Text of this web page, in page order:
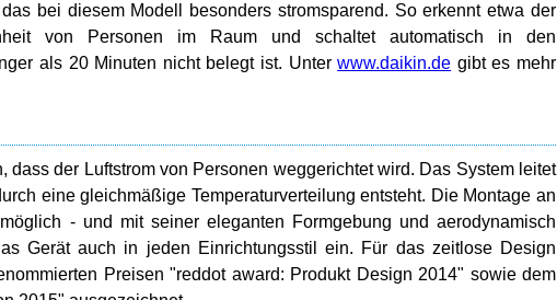
bei diesem Modell besonders stromsparend. So erkennt etwa der
von Personen im Raum und schaltet automatisch in den
als 20 Minuten nicht belegt ist. Unterwww.daikin.de gibt es mehr
dass der Luftstrom von Personen weggerichtet wird. Das System leitet
eine gleichmäßige Temperaturverteilung entsteht. Die Montage an
- und mit seiner eleganten Formgebung und aerodynamisch
Gerät auch in jeden Einrichtungsstil ein. Für das zeitlose Design
Preisen "reddot award: Produkt Design 2014" sowie dem